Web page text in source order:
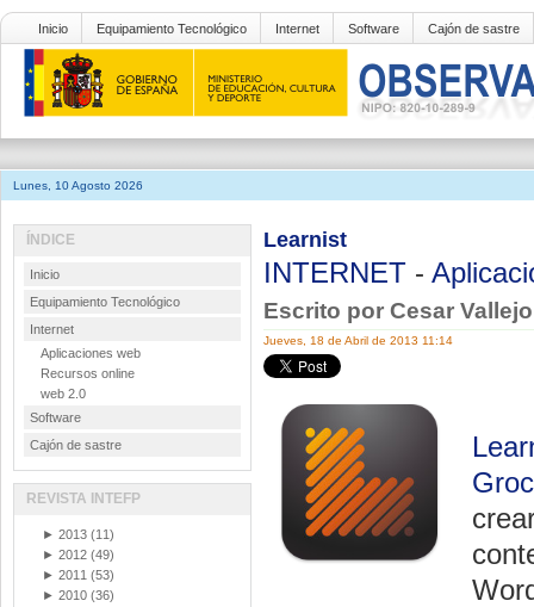
Inicio Equipamiento Tecnológico Internet Software Cajón de sastre
Lunes, 10 Agosto 2026
Learnist
INTERNET -
Escrito por Cesar
Jueves, 18 de Abril de 2013 11:14
ÍNDICE
Inicio
Equipamiento Tecnológico
Internet
Aplicaciones web
Recursos online
web 2.0
Software
Cajón de sastre
REVISTA INTEFP
► 2013 (11)
► 2012 (49)
► 2011 (53)
► 2010 (36)